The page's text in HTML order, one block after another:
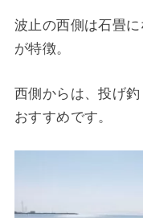
波止の西側は石畳
が特徴。
西側からは、投げ釣
おすすめです。